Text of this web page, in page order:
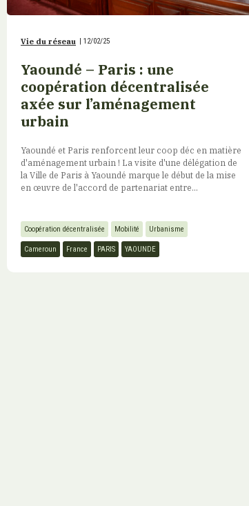
Vie du réseau | 12/02/25
Yaoundé – Paris : une
coopération décentralisée
axée sur l’aménagement
urbain
Yaoundé et Paris renforcent leur coop déc en matière
d'aménagement urbain ! La visite d'une délégation de
la Ville de Paris à Yaoundé marque le début de la mise
en œuvre de l'accord de partenariat entre...
Coopération décentralisée Mobilité Urbanisme
Cameroun France PARIS YAOUNDE